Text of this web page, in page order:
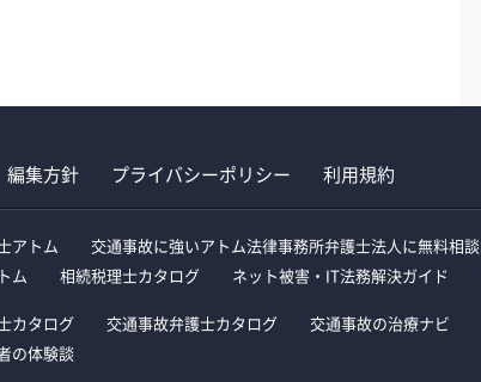
編集方針 プライバシーポリシー 利用規約
アトム 交通事故に強いアトム法律事務所弁護士法人に無料相談
ム
相続税理士カタログ ネット被害・IT法務解決ガイド
カタログ 交通事故弁護士カタログ 交通事故の治療ナビ
の体験談